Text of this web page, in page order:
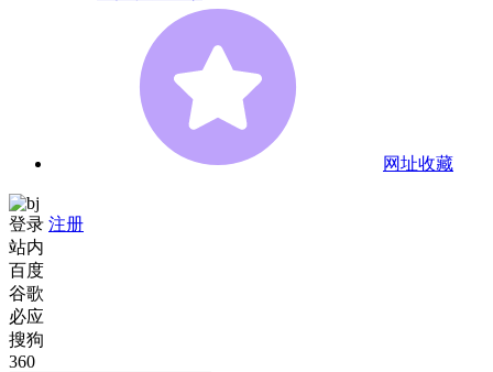
网址收藏
登录 注册
站内
百度
谷歌
必应
搜狗
360